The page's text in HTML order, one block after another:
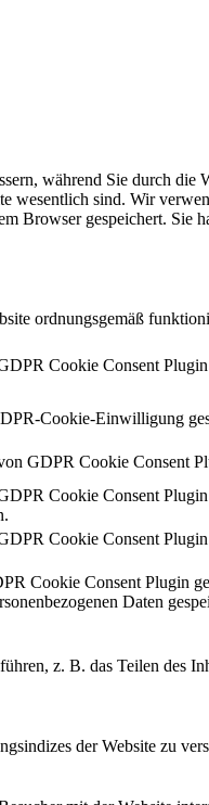
während Sie durch
wesentlich sind. Wir
Browser gespeichert. Sie
ordnungsgemäß
Cookie Consent
Cookie-Einwilligung
GDPR Cookie Consent
Cookie Consent
Cookie Consent
Cookie Consent Plugin
Daten
z. B. das Teilen des
der Website zu